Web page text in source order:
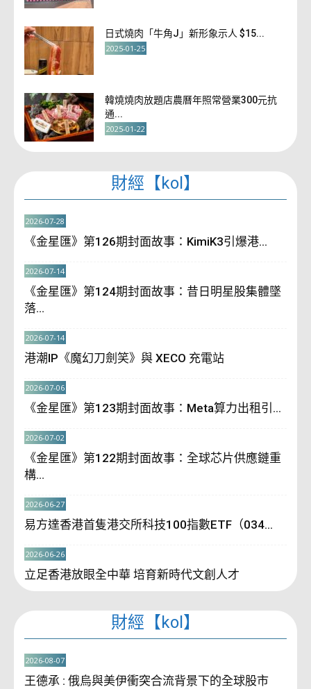
日式燒肉「牛角J」新形象示人 $15...
2025-01-25
韓燒燒肉放題店農曆年照常營業300元抗
通...
2025-01-22
財經【kol】
《金星匯》第126期封面故事：KimiK3引爆港...
2026-07-28
《金星匯》第124期封面故事：昔日明星股集體墜
落...
2026-07-14
港潮IP《魔幻刀劍笑》與 XECO 充電站
2026-07-14
《金星匯》第123期封面故事：Meta算力出租引...
2026-07-06
《金星匯》第122期封面故事：全球芯片供應鏈重
構...
2026-07-02
易方達香港首隻港交所科技100指數ETF（034...
2026-06-27
立足香港放眼全中華 培育新時代文創人才
2026-06-26
財經【kol】
王德承 : 俄烏與美伊衝突合流背景下的全球股市
2026-08-07